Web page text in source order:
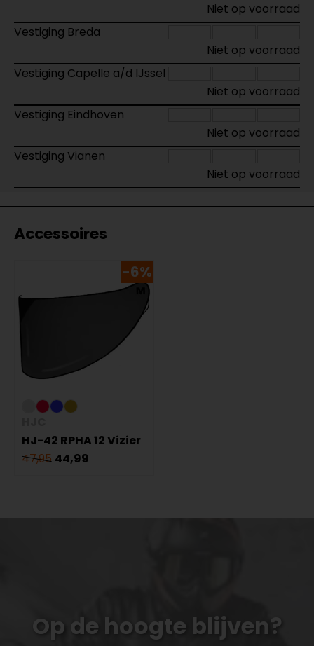
Niet op voorraad
Vestiging Breda
Niet op voorraad
Vestiging Capelle a/d IJssel
Niet op voorraad
Vestiging Eindhoven
Niet op voorraad
Vestiging Vianen
Niet op voorraad
Accessoires
-6%
HJ-42 RPHA 12 Vizier
47,95 44,99
Op de hoogte blijven?